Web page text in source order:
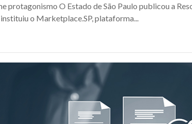
protagonismo O Estado de São Paulo publicou a
o Marketplace.SP, plataforma...